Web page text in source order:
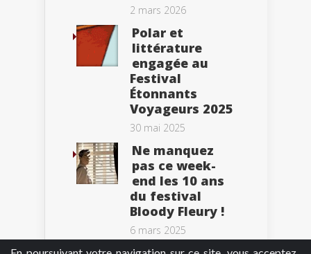
2 mars 2026
Polar et
littérature
engagée au
Festival
Étonnants
Voyageurs 2025
30 mai 2025
Ne manquez
pas ce week-
end les 10 ans
du festival
Bloody Fleury !
6 mars 2025